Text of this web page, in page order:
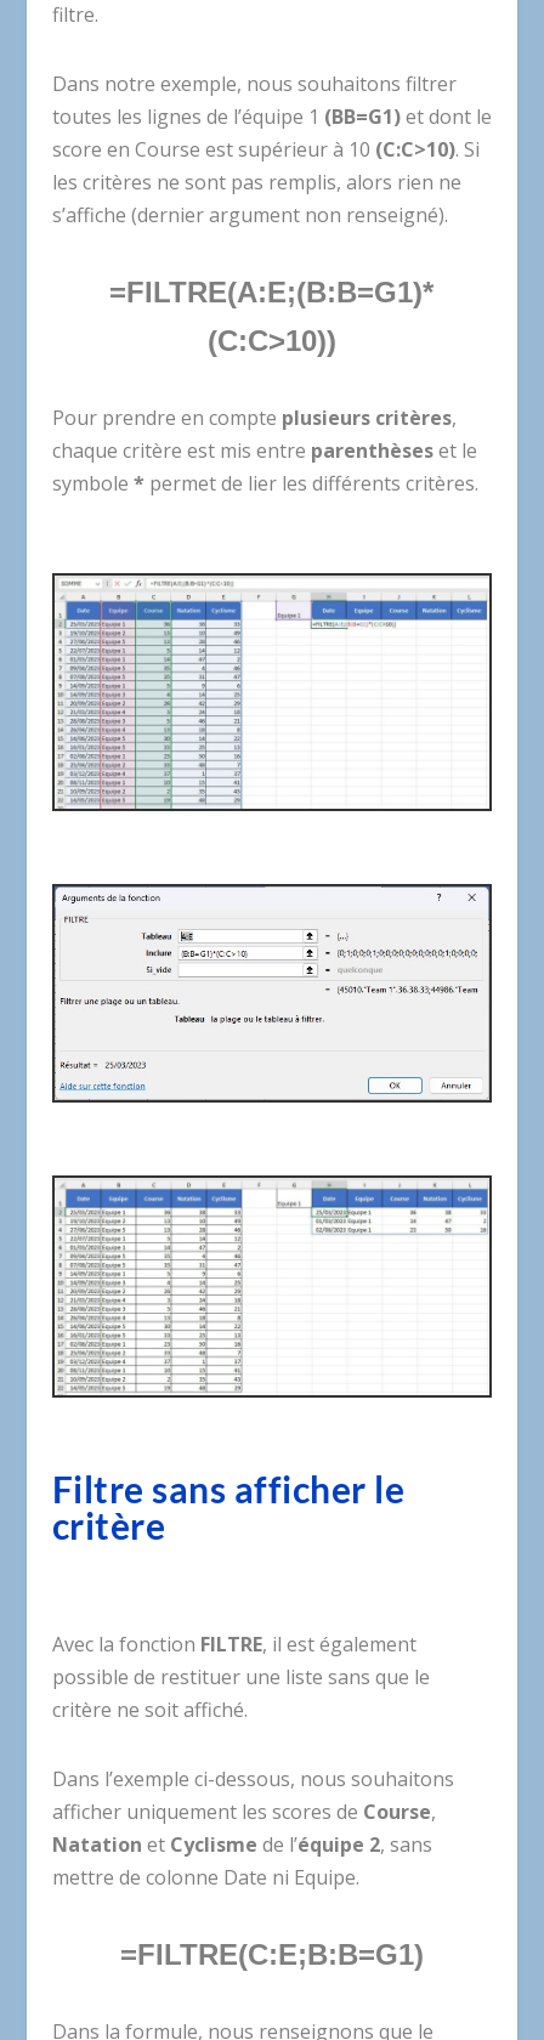
filtre.
Dans notre exemple, nous souhaitons filtrer
toutes les lignes de l’équipe 1 (BB=G1)et dont le
score en Course est supérieur à 10 (C:C>10). Si
les critères ne sont pas remplis, alors rien ne
s’affiche (dernier argument non renseigné).
=FILTRE(A:E;(B:B=G1)*
(C:C>10))
Pour prendre en compte plusieurs critères,
chaque critère est mis entre parenthèseset le
symbole * permet de lier les différents critères.
Filtre sans afficher le
critère
Avec la fonction FILTRE, il est également
possible de restituer une liste sans que le
critère ne soit affiché.
Dans l’exemple ci-dessous, nous souhaitons
afficher uniquement les scores de Course,
Natation et Cyclisme de l’équipe 2, sans
mettre de colonne Date ni Equipe.
=FILTRE(C:E;B:B=G1)
Dans la formule, nous renseignons que le